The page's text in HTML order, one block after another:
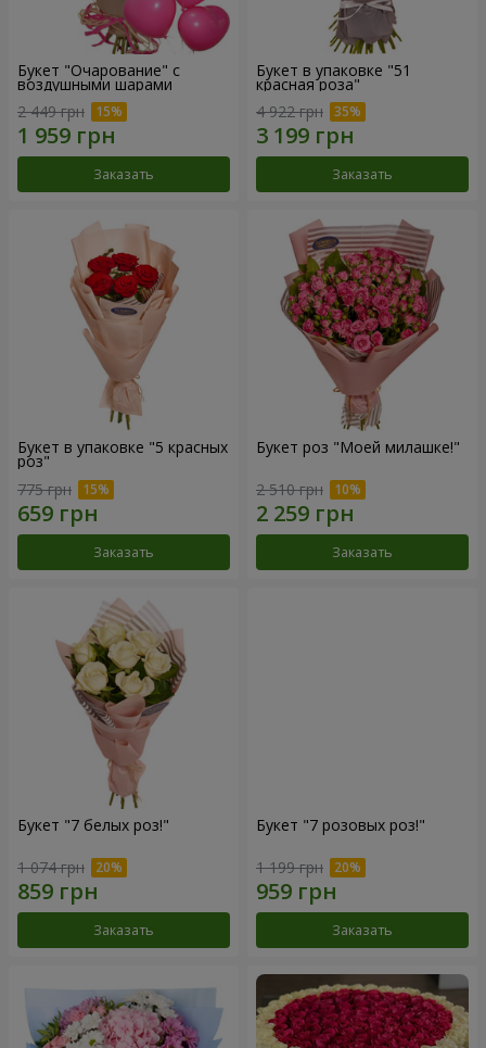
Букет "Очарование" с
воздушными шарами
2 449 грн
Заказать
Букет в упаковке "51
красная роза"
4 922 грн
Заказать
Букет в упаковке "5 красных
роз"
775 грн
Заказать
Букет роз "Моей милашке!"
2 510 грн
Заказать
Букет "7 белых роз!"
1 074 грн
Заказать
Букет "7 розовых роз!"
1 199 грн
Заказать